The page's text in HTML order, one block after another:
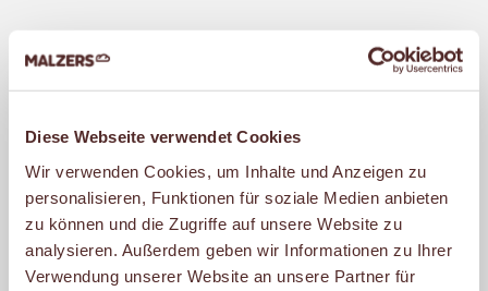
Diese Webseite verwendet Cookies
Wir verwenden Cookies, um Inhalte und Anzeigen zu
personalisieren, Funktionen für soziale Medien anbieten
zu können und die Zugriffe auf unsere Website zu
analysieren. Außerdem geben wir Informationen zu Ihrer
Verwendung unserer Website an unsere Partner für
MALZERS Snacks sind immer ein Genuss.
Probiere eine unserer raffinierten Snack-
verschiedensten Brötchen vom Croissant
bis zum Dinkel-Möhrenbrötchen und den
unterschiedlichsten Belägen vom Ei bis
zum Lachs und von der Himbeerkonfitüre
bis zum Hähnchenbrustfilet. Natürlich